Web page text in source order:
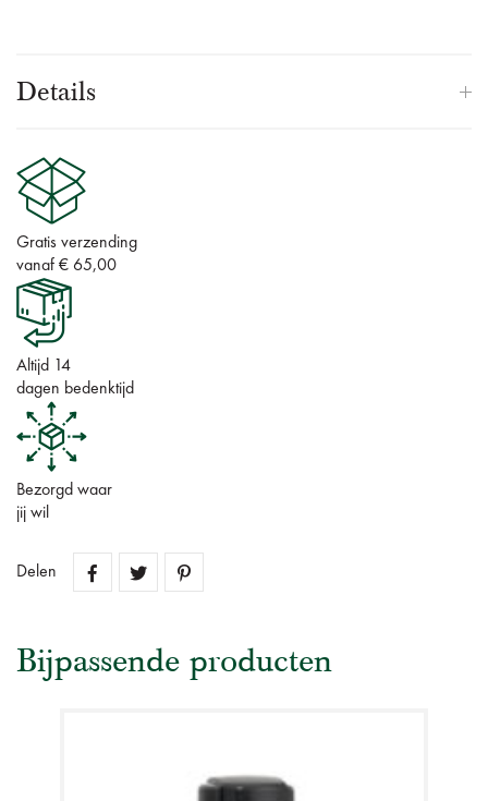
Details
Gratis verzending
vanaf € 65,00
Altijd 14
dagen bedenktijd
Bezorgd waar
jij wil
Delen
Bijpassende producten